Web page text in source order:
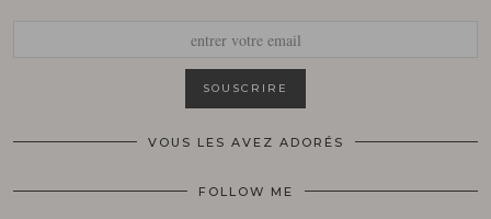
VOUS LES AVEZ ADORÉS
FOLLOW ME